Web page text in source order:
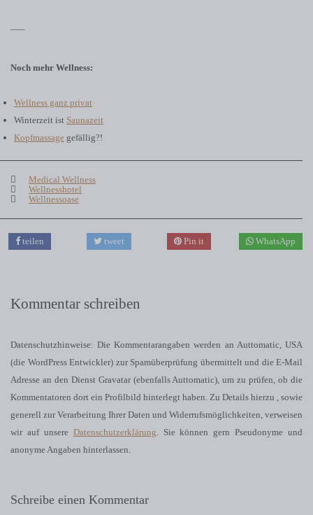
Noch mehr Wellness:
Wellness ganz privat
Winterzeit ist Saunazeit
Kopfmassage gefällig?!
Medical Wellness
Wellnesshotel
Wellnessoase
teilen tweet Pin it WhatsApp
Kommentar schreiben
Datenschutzhinweise: Die Kommentarangaben werden an Auttomatic, USA
(die WordPress Entwickler) zur Spamüberprüfung übermittelt und die E-Mail
Adresse an den Dienst Gravatar (ebenfalls Auttomatic), um zu prüfen, ob die
Kommentatoren dort ein Profilbild hinterlegt haben. Zu Details hierzu , sowie
generell zur Verarbeitung Ihrer Daten und Widerrufsmöglichkeiten, verweisen
wir auf unsere Datenschutzerklärung . Sie können gern Pseudonyme und
anonyme Angaben hinterlassen.
Schreibe einen Kommentar